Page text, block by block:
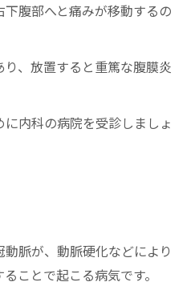
腹部へと痛みが移動するの
、放置すると重篤な腹膜炎
内科の病院を受診しましょ
脈が、動脈硬化などにより
ことで起こる病気です。